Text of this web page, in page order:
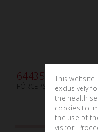
644350
FÓRCEPS PARA
This website
exclusively
the health
cookies to
the use of
visitor.